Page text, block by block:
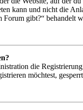
kann und nicht die
Forum gibt?“ behandelt
die
möchtest,